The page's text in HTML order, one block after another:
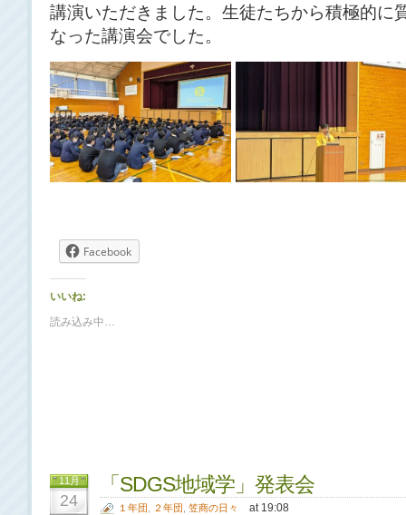
講演いただきました。生徒たちから積極的に
なった講演会でした。
Facebook
いいね:
読み込み中…
11月
24
「SDGS地域学」発表会
at 19:08
１年団 ２年団 笠商の日々